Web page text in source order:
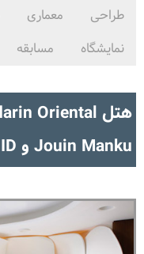
طراحی معماری
نمایشگاه
مسابقه
Jouin Manku و Patrick Jouin ID